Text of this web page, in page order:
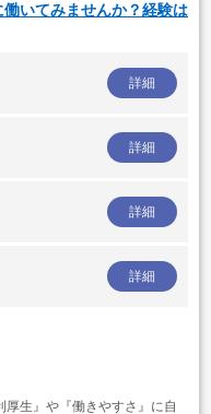
いてみませんか？経験は
詳細
詳細
詳細
詳細
生』や『働きやすさ』に自